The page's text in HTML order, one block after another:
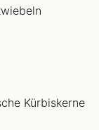
Kürbiskerne